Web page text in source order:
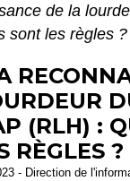
de la
sont les règles ?
(RLH) :
RÈGLES ?
- Direction de